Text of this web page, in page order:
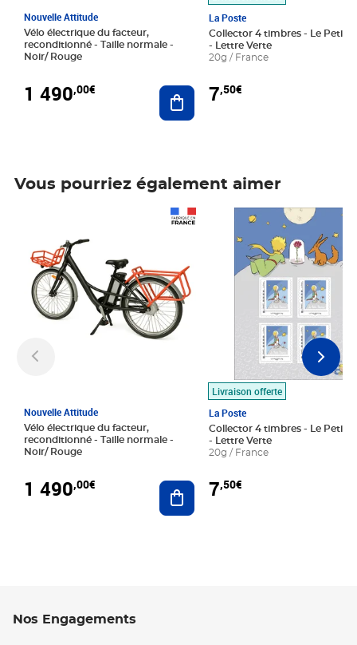
Nouvelle Attitude
Vélo électrique du facteur,
reconditionné - Taille normale -
Noir/ Rouge
1 490,00€ Ajouter au panier
La Poste
Collector 4 timbres - Le Petit
- Lettre Verte
20g / France
7,50€
Vous pourriez également aimer
Nouvelle Attitude
Vélo électrique du facteur,
reconditionné - Taille normale -
Noir/ Rouge
1 490,00€ Ajouter au panier
Livraison offerte
La Poste
Collector 4 timbres - Le Petit
- Lettre Verte
20g / France
7,50€
Prix 7,50€
Nos Engagements